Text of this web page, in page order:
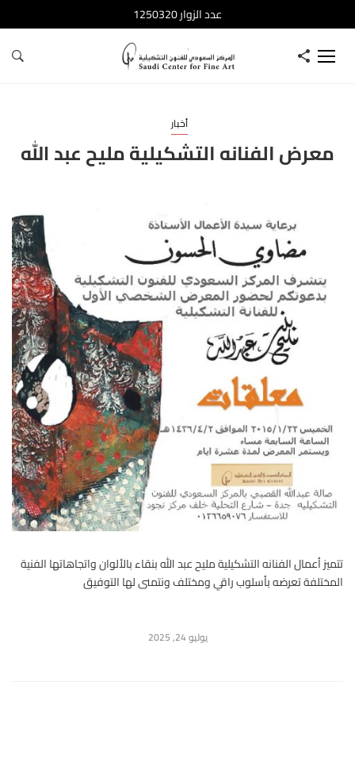
عدد الزوار 1250320
أخبار
معرض الفنانه التشكيلية مليح عبد الله
تتميز أعمال الفنانه التشكيلية مليح عبد الله بنقاء بالألوان واتجاهاتها الفنية
المختلفة تعرضه بأسلوب راقي ومختلف ونتمنى لها التوفيق
يوليو 24, 2025